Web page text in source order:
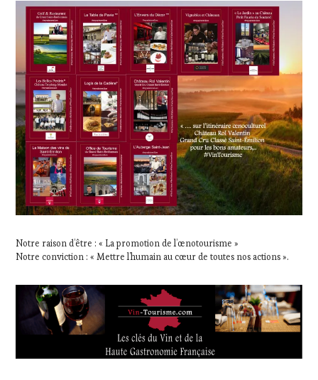
Notre raison d’être : « La promotion de l’œnotourisme »
Notre conviction : « Mettre l’humain au cœur de toutes nos actions ».